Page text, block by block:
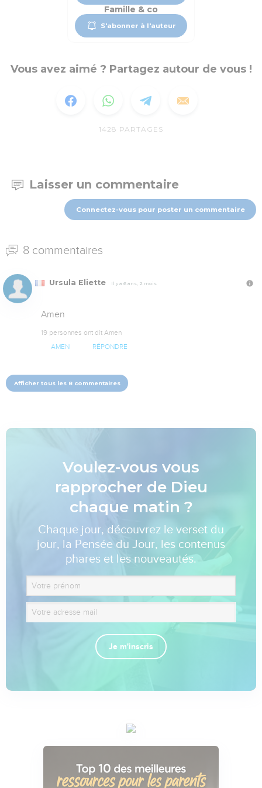
Famille & co
S'abonner à l'auteur
Vous avez aimé ? Partagez autour de vous !
1428 PARTAGES
Laisser un commentaire
Connectez-vous pour poster un commentaire
8 commentaires
Ursula Eliette Il y a 6 ans, 2 mois
Amen
19 personnes ont dit Amen
AMEN RÉPONDRE
Afficher tous les 8 commentaires
Voulez-vous vous
rapprocher de Dieu
chaque matin ?
Chaque jour, découvrez le verset du
jour, la Pensée du Jour, les contenus
phares et les nouveautés.
Je m'inscris